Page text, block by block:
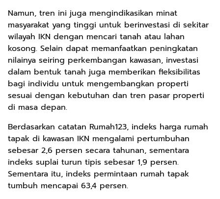
Namun, tren ini juga mengindikasikan minat
masyarakat yang tinggi untuk berinvestasi di sekitar
wilayah IKN dengan mencari tanah atau lahan
kosong. Selain dapat memanfaatkan peningkatan
nilainya seiring perkembangan kawasan, investasi
dalam bentuk tanah juga memberikan fleksibilitas
bagi individu untuk mengembangkan properti
sesuai dengan kebutuhan dan tren pasar properti
di masa depan.
Berdasarkan catatan Rumah123, indeks harga rumah
tapak di kawasan IKN mengalami pertumbuhan
sebesar 2,6 persen secara tahunan, sementara
indeks suplai turun tipis sebesar 1,9 persen.
Sementara itu, indeks permintaan rumah tapak
tumbuh mencapai 63,4 persen.